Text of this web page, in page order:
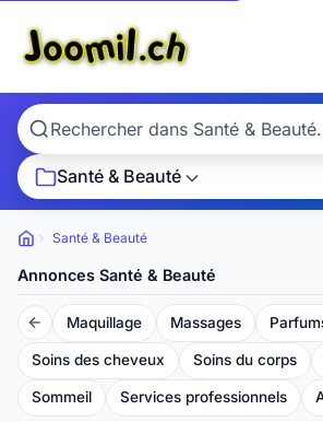
Santé & Beauté
Petites
annonces
Santé & Beauté
Annonces Santé & Beauté
Maquillage Massages
Soins des cheveux Soins du corps
Sommeil Services professionnels